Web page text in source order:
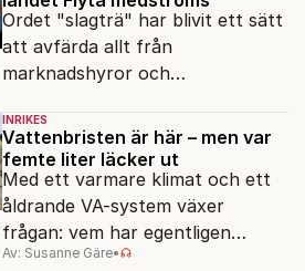
Ordet "slagträ" har blivit ett sätt
att avfärda allt från
marknadshyror och
om antisemitism.
INRIKES
Vattenbristen är här – men var
femte liter läcker ut
Med ett varmare klimat och ett
åldrande VA-system växer
frågan: vem har egentligen
ansvar för Sveriges
Av: Susanne Gäre•